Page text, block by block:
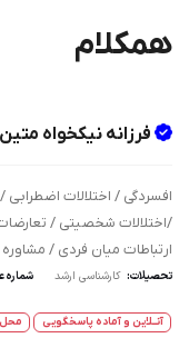
همکلام
فرزانه نیکخواه متین
افسردگی / اختلالات اضطرابی
/اختلالات شخصیتی /
ارتباطات میان فردی /
تحصیلات: کارشناسی ارشد شماره
آنــلاین و آماده پاسخگویی محل